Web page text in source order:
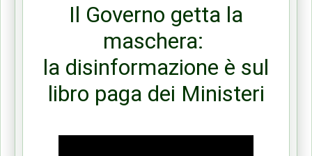
Il Governo getta la
maschera:
la disinformazione è sul
libro paga dei Ministeri